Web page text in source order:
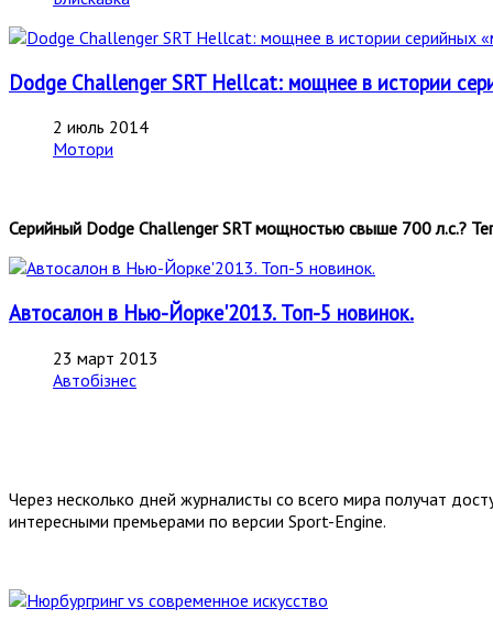
Dodge Challenger SRT Hellcat: мощнее в истории
2 июль 2014
Мотори
Серийный Dodge Challenger SRT мощностью свыше 700 л.с.?
Автосалон в Нью-Йорке'2013. Топ-5 новинок.
23 март 2013
Автобізнес
Через несколько дней журналисты со всего мира получат
интересными премьерами по верcии Sport-Engine.